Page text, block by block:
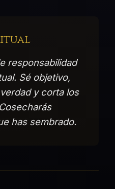
responsabilidad
Sé objetivo,
y corta los
has sembrado.